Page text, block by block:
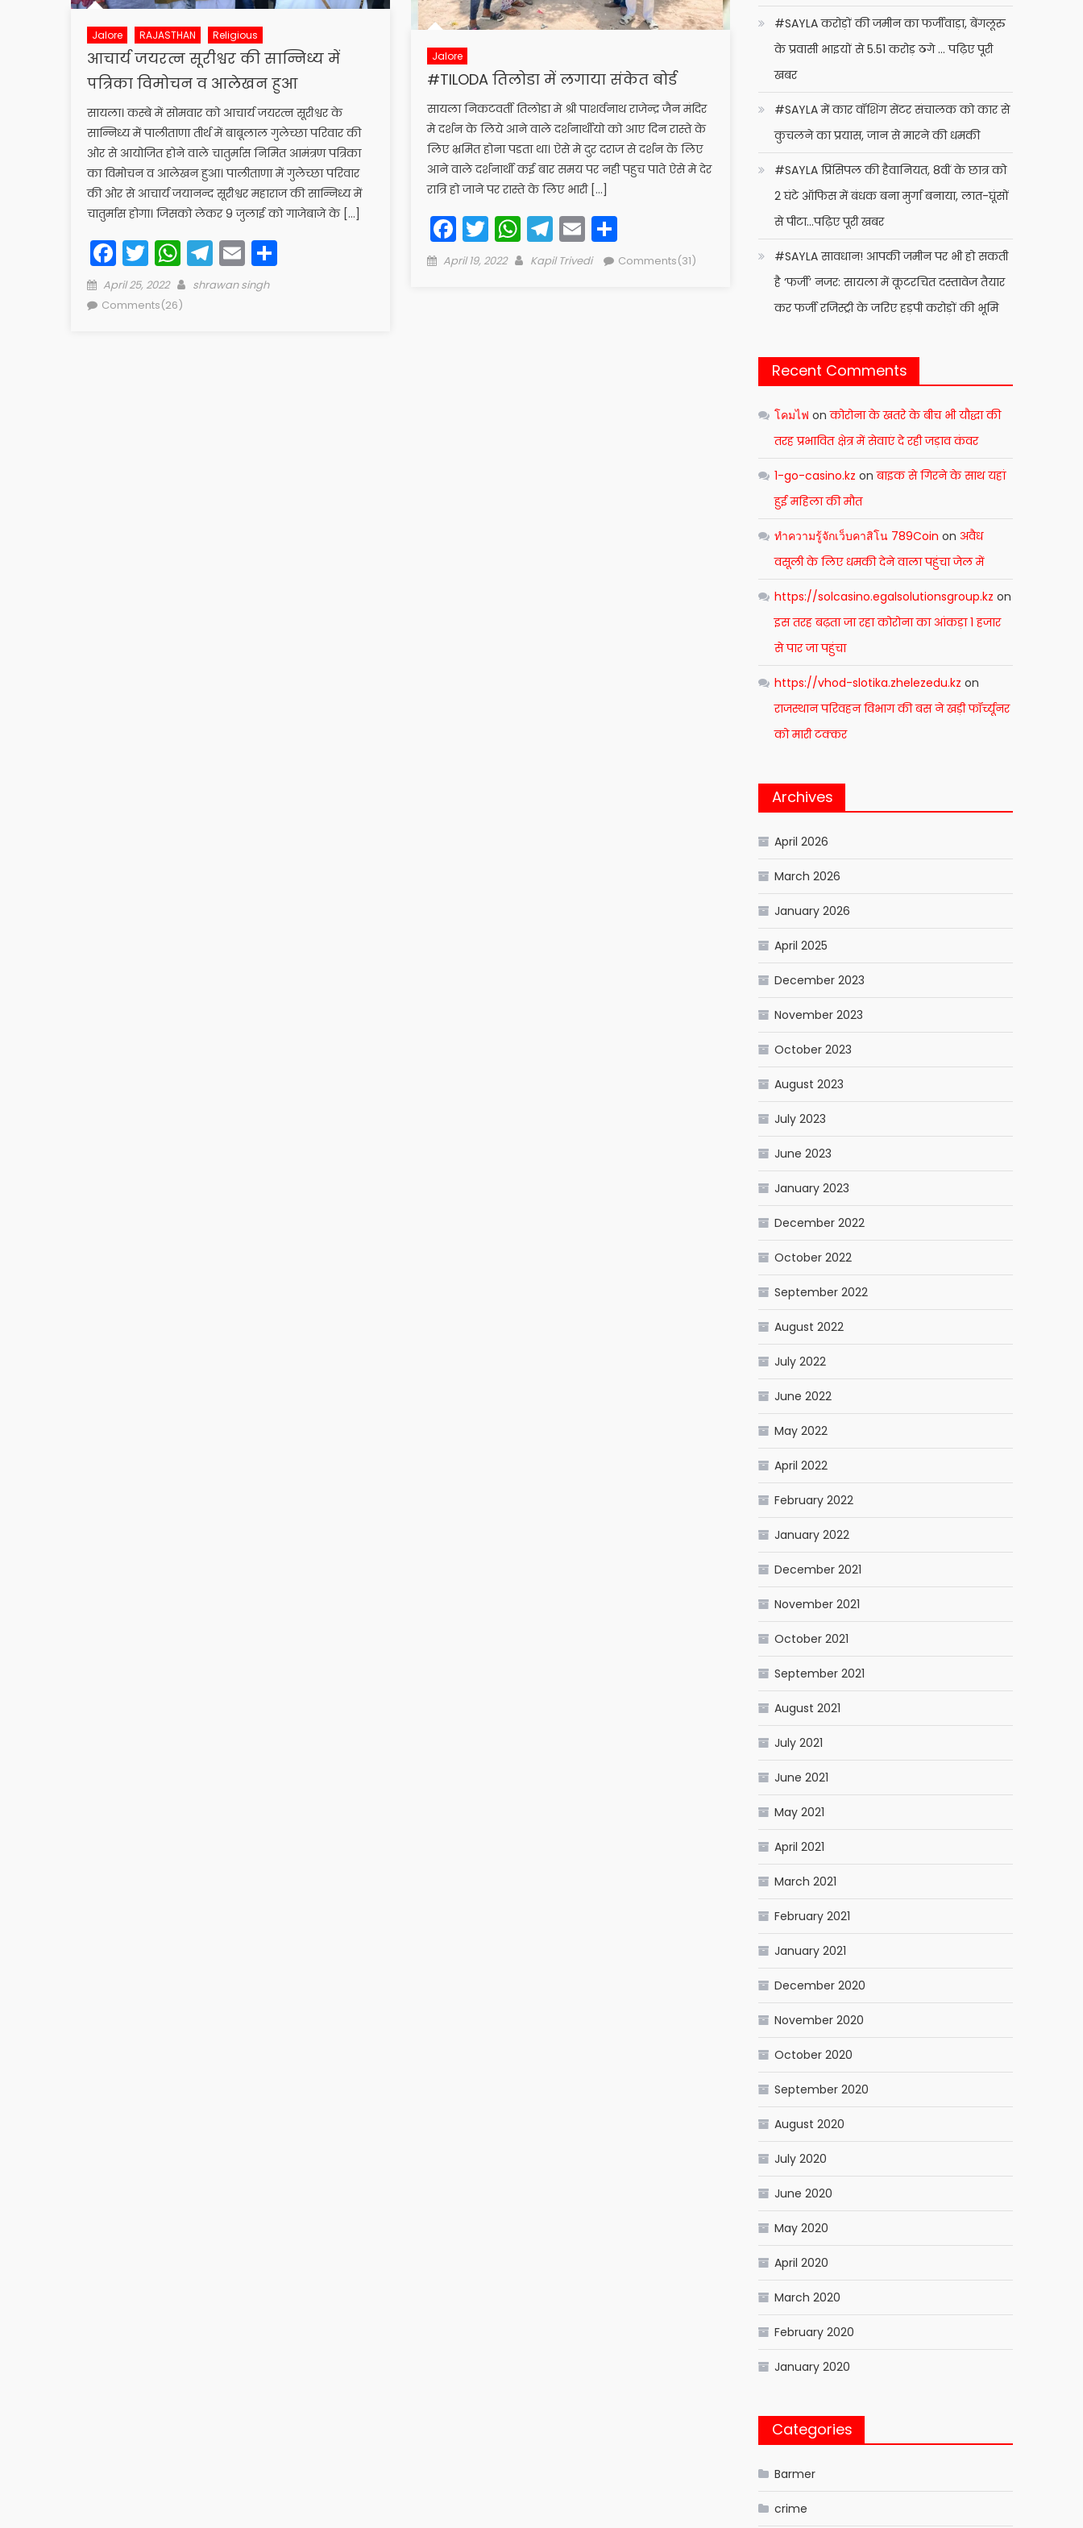
Jalore RAJASTHAN Religious
आचार्य जयरत्न सूरीश्वर की सान्निध्य में
पत्रिका विमोचन व आलेखन हुआ
सायला। कस्बे में सोमवार को आचार्य जयरत्न सूरीश्वर के
सान्निध्य में पालीताणा तीर्थ में बाबूलाल गुलेच्छा परिवार की
ओर से आयोजित होने वाले चातुर्मास निमित आमंत्रण पत्रिका
का विमोचन व आलेखन हुआ। पालीताणा में गुलेच्छा परिवार
की ओर से आचार्य जयानन्द सूरीश्वर महाराज की सान्निध्य में
चातुर्मास होगा। जिसको लेकर 9 जुलाई को गाजेबाजे के […]
Facebook
Twitter
WhatsApp
Telegram
EmailShare
Posted
on
April 25, 2022 Author
shrawan singh
Comments(26)
Jalore
#TILODA तिलोडा में लगाया संकेत बोर्ड
सायला निकटवर्ती तिलोडा मे श्री पाशर्वनाथ राजेन्द्र जैन मंदिर
मे दर्शन के लिये आने वाले दर्शनार्थीयो को आए दिन रास्ते के
लिए भ्रमित होना पडता था। ऐसे मे दुर दराज से दर्शन के लिए
आने वाले दर्शना​र्थी कई बार समय पर नही पहुच पाते ऐसे मे देर
रात्रि हो जाने पर रास्ते के लिए भारी […]
Facebook
Twitter
WhatsApp
Telegram
EmailShare
Posted
April 19, 2022 Author
Kapil Trivedi Comments(31)
#SAYLA करोड़ों की जमीन का फर्जीवाड़ा, बेंगलूरु
के प्रवासी भाइयों से 5.51 करोड़ ठगे … पढ़िए पूरी
खबर
#SAYLA में कार वॉशिंग सेंटर संचालक को कार से
कुचलने का प्रयास, जान से मारने की धमकी
#SAYLA प्रिंसिपल की हैवानियत, 8वीं के छात्र को
2 घंटे ऑफिस में बंधक बना मुर्गा बनाया, लात-घूंसों
से पीटा…पढ़िए पूरी खबर
#SAYLA सावधान! आपकी जमीन पर भी हो सकती
है ‘फर्जी’ नजर: सायला में कूटरचित दस्तावेज तैयार
कर फर्जी रजिस्ट्री के जरिए हड़पी करोड़ों की भूमि
Recent Comments
โคมไฟ onकोरोना के खतरे के बीच भी यौद्धा की
तरह प्रभावित क्षेत्र में सेवाएं दे रही जड़ाव कंवर
1-go-casino.kz onबाइक से गिरने के साथ यहां
हुई महिला की मौत
ทำความรู้จักเว็บคาสิโน 789Coin on अवैध
वसूली के लिए धमकी देने वाला पहुंचा जेल में
https://solcasino.egalsolutionsgroup.kz on
इस तरह बढ़ता जा रहा कोरोना का आंकड़ा 1 हजार
से पार जा पहुंचा
https://vhod-slotika.zhelezedu.kz on
राजस्थान परिवहन विभाग की बस ने खड़ी फॉर्च्यूनर
को मारी टक्कर
Archives
April 2026
March 2026
January 2026
April 2025
December 2023
November 2023
October 2023
August 2023
July 2023
June 2023
January 2023
December 2022
October 2022
September 2022
August 2022
July 2022
June 2022
May 2022
April 2022
February 2022
January 2022
December 2021
November 2021
October 2021
September 2021
August 2021
July 2021
June 2021
May 2021
April 2021
March 2021
February 2021
January 2021
December 2020
November 2020
October 2020
September 2020
August 2020
July 2020
June 2020
May 2020
April 2020
March 2020
February 2020
January 2020
Categories
Barmer
crime